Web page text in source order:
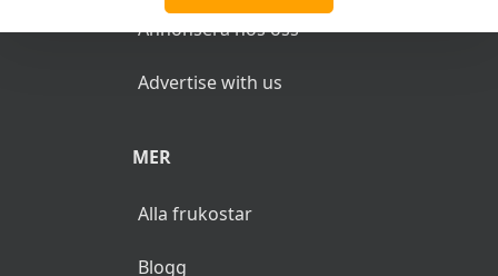
Annonsera hos oss
Advertise with us
MER
Alla frukostar
Blogg